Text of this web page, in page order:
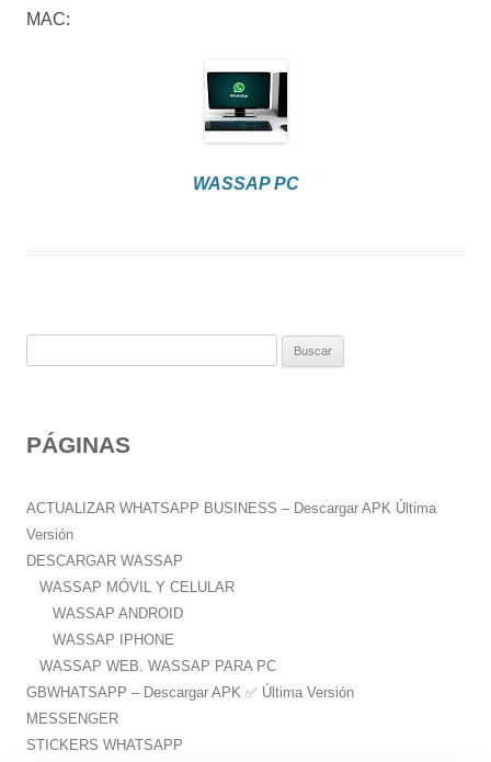
MAC:
WASSAP PC
a
:
PÁGINAS
ACTUALIZAR WHATSAPP BUSINESS – Descargar APK Última
Versión
DESCARGAR WASSAP
WASSAP MÓVIL Y CELULAR
WASSAP ANDROID
WASSAP IPHONE
WASSAP WEB. WASSAP PARA PC
GBWHATSAPP – Descargar APK ✅️ Última Versión
MESSENGER
STICKERS WHATSAPP